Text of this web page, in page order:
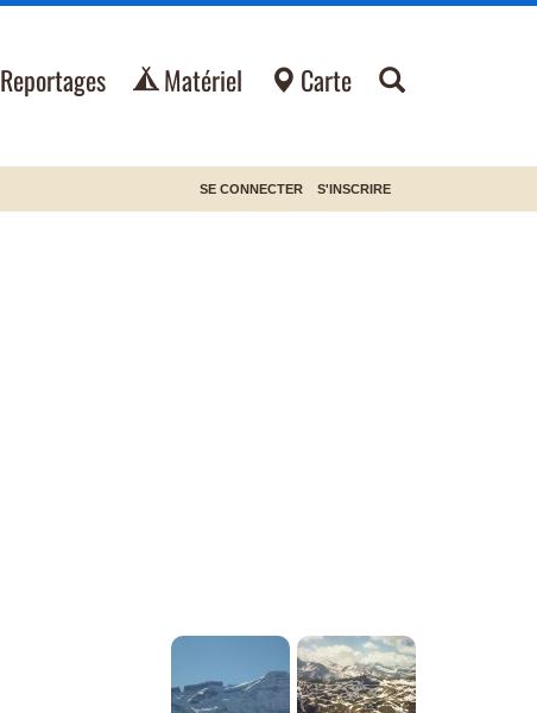
Reportages Matériel Carte
SE CONNECTER S'INSCRIRE